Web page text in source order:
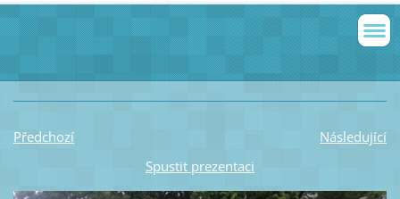
Předchozí
Následující
Spustit prezentaci